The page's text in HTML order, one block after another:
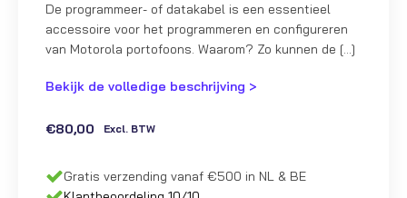
De programmeer- of datakabel is een essentieel
accessoire voor het programmeren en configureren
van Motorola portofoons. Waarom? Zo kunnen de […]
Bekijk de volledige beschrijving >
€80,00 Excl. BTW
Gratis verzending vanaf €500 in NL & BE